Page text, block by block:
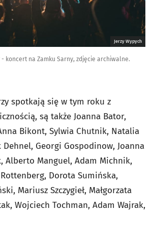
Jerzy Wypych
koncert na Zamku Sarny, zdjęcie archiwalne.
spotkają się w tym roku z
są także Joanna Bator,
Bikont, Sylwia Chutnik, Natalia
Dehnel, Georgi Gospodinow, Joanna
Alberto Manguel, Adam Michnik,
Dorota Sumińska,
Mariusz Szczygieł, Małgorzata
Wojciech Tochman, Adam Wajrak,